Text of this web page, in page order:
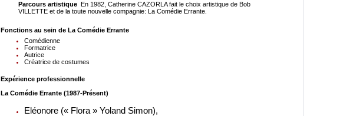
Parcours artistique En 1982, Catherine CAZORLA fait le choix artistique de Bob
VILLETTE et de la toute nouvelle compagnie: La Comédie Errante.
Fonctions au sein de La Comédie Errante
Comédienne
Formatrice
Autrice
Créatrice de costumes
Expérience professionnelle
La Comédie Errante (1987-Présent)
Eléonore (« Flora » Yoland Simon),